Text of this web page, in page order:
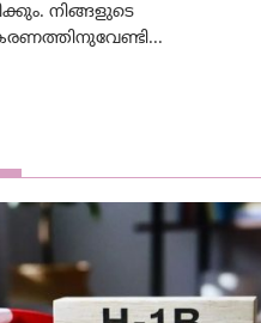
നിങ്ങളുടെ